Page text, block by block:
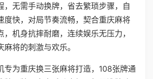
，无需手动换牌，省去繁琐步骤，自
度快，对局节奏流畅，契合重庆麻将
，机身抗摔耐磨，连续娱乐无压力，
将的刺激与欢乐。
专为重庆换三张麻将打造，108张牌通